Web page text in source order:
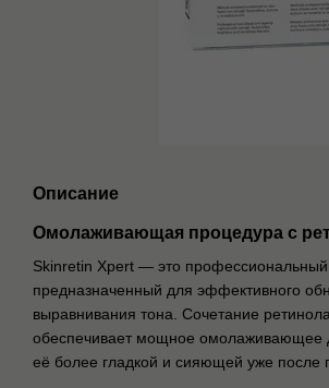
Описание
Омолаживающая процедура с
Skinretin Xpert — это профессиональный
предназначенный для эффективного
выравнивания тона. Сочетание
обеспечивает мощное омолаживающее
её более гладкой и сияющей уже после